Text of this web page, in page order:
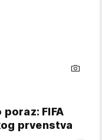
FIFA
prvenstva